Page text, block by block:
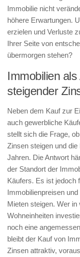
Immobilie nicht
höhere Erwartungen.
erzielen und Verluste
Ihrer Seite von
übermorgen stehen?
Immobilien
steigender
Neben dem Kauf zur
auch gewerbliche
stellt sich die Frage,
Zinsen steigen und
Jahren. Die Antwort
der Standort der
Käufers. Es ist jedoch
Immobilienpreisen
Mieten steigen. Wer
Wohneinheiten
noch eine
bleibt der Kauf von
Zinsen attraktiv,